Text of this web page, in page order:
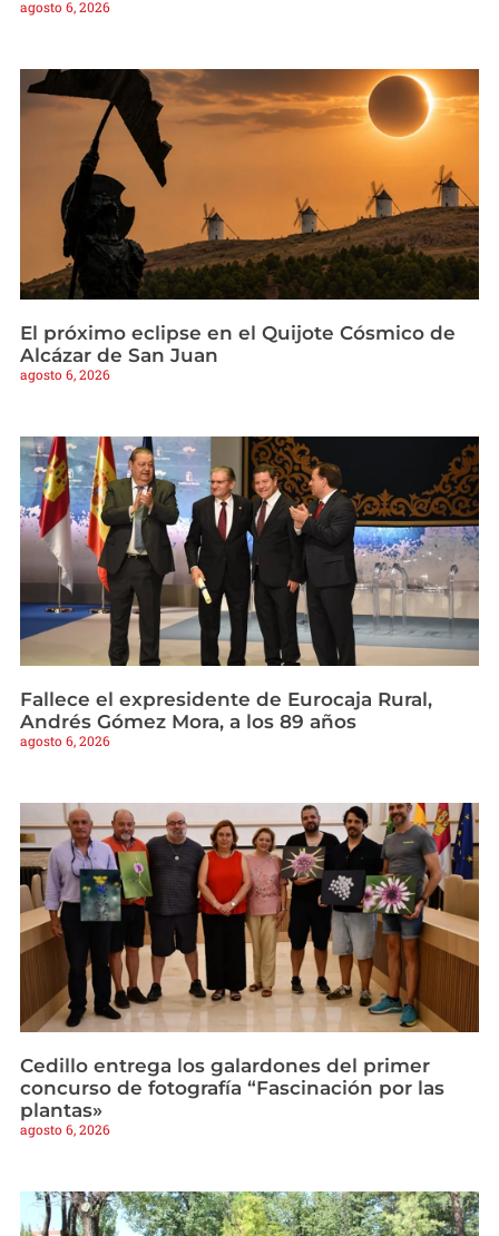
agosto 6, 2026
El próximo eclipse en el Quijote Cósmico de
Alcázar de San Juan
agosto 6, 2026
Fallece el expresidente de Eurocaja Rural,
Andrés Gómez Mora, a los 89 años
agosto 6, 2026
Cedillo entrega los galardones del primer
concurso de fotografía “Fascinación por las
plantas»
agosto 6, 2026